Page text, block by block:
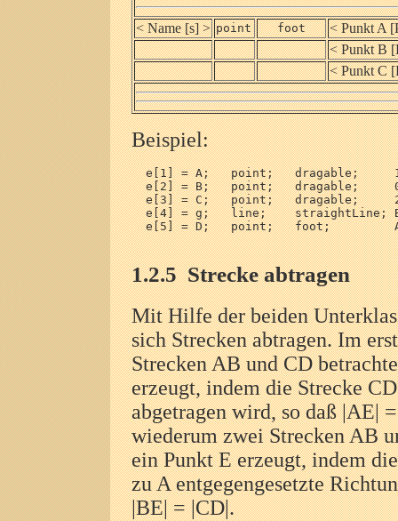
< Name [s] > point foot
< Punkt A
< Punkt B
< Punkt C
Beispiel:
e[1] = A;   point;   dragable;
e[2] = B;   point;   dragable;
e[3] = C;   point;   dragable;
e[4] = g;   line;    straightLine;
e[5] = D;   point;   foot;
1.2.5Strecke abtragen
Mit Hilfe der beiden
sich Strecken abtragen. Im
Strecken AB und CD
erzeugt, indem die Strecke
abgetragen wird, so daß|AE|
wiederum zwei Strecken AB
ein Punkt E erzeugt, indem
zu A entgegengesetzte
|BE|=|CD|.